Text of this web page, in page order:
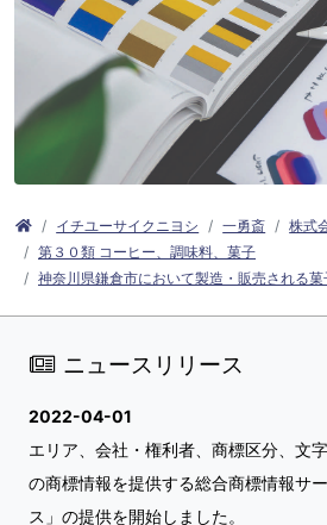
イチユーサイクニヨシ 一勇斎
株式
第３０類 コーヒー、調味料、菓子
神奈川県鎌倉市において製造・販売される菓
ニュースリリース
2022-04-01
エリア、会社・権利者、商標区分、文
の商標情報を提供する総合商標情報サ
ス」の提供を開始しました。